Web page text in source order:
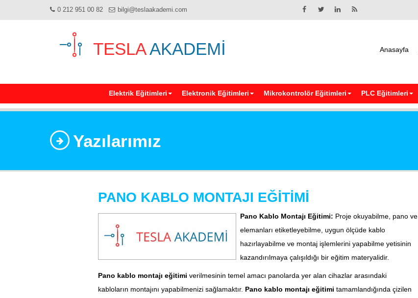
0 212 951 00 82 bilgi@teslaakademi.com
TESLAAKADEMİ Anasayfa
Elektrik Eğitimleri Elektronik Eğitimleri Mikrokontrolör Eğitimleri PLC Eğitimleri
Yazılarımız
PANO KABLO MONTAJI EĞİTİMİ
Pano Kablo Montajı Eğitimi: Proje okuyabilme, pano ve
elemanları etiketleyebilme, uygun ölçüde kablo
hazırlayabilme ve montaj işlemlerini yapabilme yetisinin
kazandırılmaya çalışıldığı bir eğitim materyalidir.
Pano kablo montajı eğitimi verilmesinin temel amacı panolarda yer alan cihazlar arasındaki
kabloların montajını yapabilmenizi sağlamaktır. Pano kablo montajı eğitimi tamamlandığında çizilen